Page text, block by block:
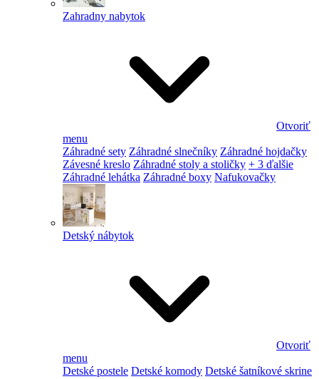
Zahradny nabytok
Otvoriť
menu
Záhradné sety Záhradné slnečníky Záhradné hojdačky
Závesné kreslo Záhradné stoly a stoličky + 3 ďalšie
Záhradné lehátka Záhradné boxy Nafukovačky
Detský nábytok
Otvoriť
menu
Detské postele Detské komody Detské šatníkové skrine